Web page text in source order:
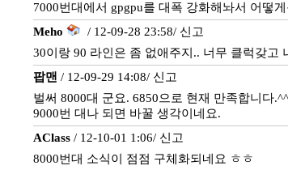
7000번대에서 gpgpu를 대폭 강화해놔서 어떻
Meho
/ 12-09-28 23:58/ 신고
30이랑 90 라인은 좀 없애주지.. 너무 클럭갖고
팝맨 / 12-09-29 14:08/ 신고
벌써 8000대 군요. 6850으로 현재 만족합니다.^^
9000번 대나 되면 바꿀 생각이네요.
AClass/ 12-10-01 1:06/ 신고
8000번대 소식이 점점 구체화되네요 ㅎㅎ